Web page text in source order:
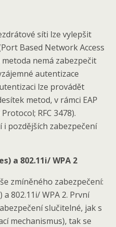
síti lze vylepšit
Based Network Access
nemá zabezpečit
autentizace
lze provádět
metod, v rámci EAP
RFC 3478).
pozdějších zabezpečení
a 802.11i/ WPA 2
zmíněného zabezpečení:
a 802.11i/ WPA 2. První
slučitelné, jak s
mechanismus), tak se